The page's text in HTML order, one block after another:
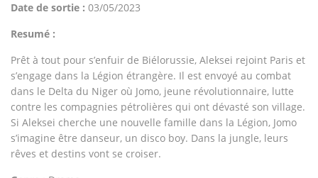
Date de sortie : 03/05/2023
Resumé :
Prêt à tout pour s’enfuir de Biélorussie, Aleksei rejoint Paris et
s’engage dans la Légion étrangère. Il est envoyé au combat
dans le Delta du Niger où Jomo, jeune révolutionnaire, lutte
contre les compagnies pétrolières qui ont dévasté son village.
Si Aleksei cherche une nouvelle famille dans la Légion, Jomo
s’imagine être danseur, un disco boy. Dans la jungle, leurs
rêves et destins vont se croiser.